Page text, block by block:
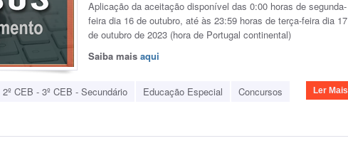
Aplicação da aceitação disponível das 0:00 horas de segunda-
feira dia 16 de outubro, até às 23:59 horas de terça-feira dia 17
de outubro de 2023 (hora de Portugal continental)
Saiba mais aqui
2º CEB - 3º CEB - Secundário Educação Especial
Concursos
Ler Mais